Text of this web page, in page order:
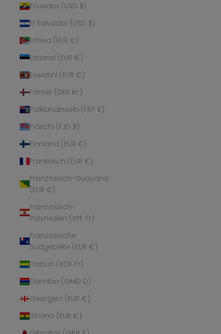
Ecuador (USD $)
El Salvador (USD $)
Eritrea (EUR €)
Estland (EUR €)
Eswatini (EUR €)
Färöer (DKK kr.)
Falklandinseln (FKP £)
Fidschi (FJD $)
Finnland (EUR €)
Frankreich (EUR €)
Französisch-Guayana
(EUR €)
Französisch-
Polynesien (XPF Fr)
Französische
Südgebiete (EUR €)
Gabun (XOF Fr)
Gambia (GMD D)
Georgien (EUR €)
Ghana (EUR €)